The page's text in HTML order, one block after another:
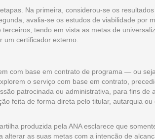
Na primeira, considerou-se os
avalia-se os estudos de viabilidade por
tendo em vista as metas de
um certificador externo.
com base em contrato de programa — ou
o serviço com base em contrato,
patrocinada ou administrativa, para fins de
feita de forma direta pelo titular, autarquia
produzida pela ANA esclarece que
alterar as suas metas com a intenção de